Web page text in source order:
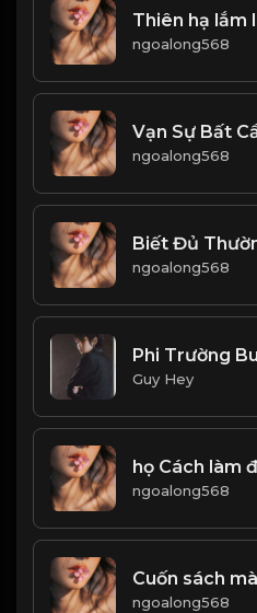
ngoalong568
Vạn Sự Bất
ngoalong568
Biết Đủ
ngoalong568
Guy Hey
ngoalong568
ngoalong568